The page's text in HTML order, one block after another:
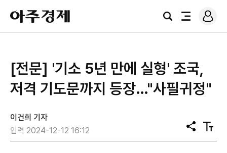
아
주
경
검
전
로
그
[전문] '기소 5년 만에 실형' 조국,
저격 기도문까지 등장…"사필귀정"
이건희 기자
입력 2024-12-12 16:12
공
유
텍
스